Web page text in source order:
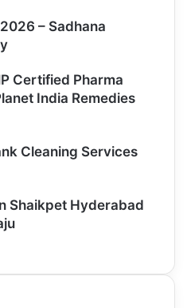
– Sadhana
Certified Pharma
India Remedies
Cleaning Services
Shaikpet Hyderabad